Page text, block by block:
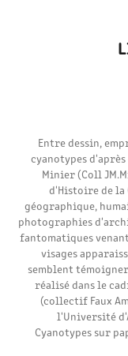
Entre dessin,
cyanotypes
Minier (Coll
d'Histoire de la
géographique,
photographies
fantomatiques
visages
semblent
réalisé dans le
(collectif Faux
l'Université
Cyanotypes sur